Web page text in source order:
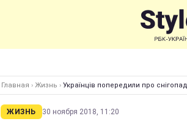
Главная › Жизнь › Українців попередили про
ЖИЗНЬ 30 ноября 2018, 11:20